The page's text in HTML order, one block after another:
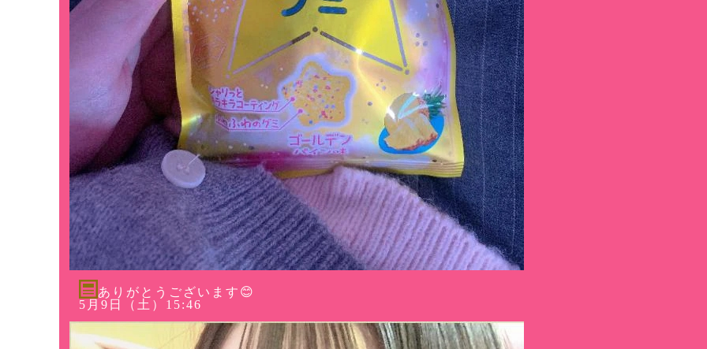
ありがとうございます😊
5月9日（土）15:46